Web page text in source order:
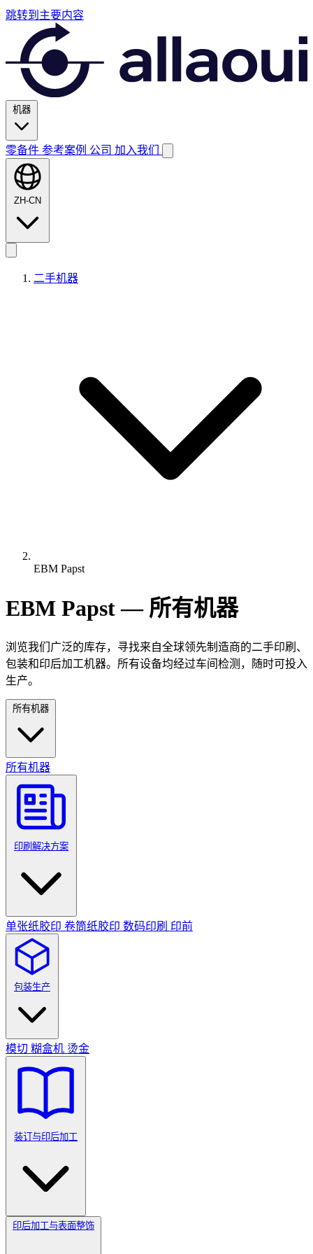
跳转到主要内容
机器
零备件 参考案例 公司 加入我们
ZH-CN
二手机器
EBM Papst
EBM Papst — 所有机器
浏览我们广泛的库存，寻找来自全球领先制造商的二手印刷、
包装和印后加工机器。所有设备均经过车间检测，随时可投入
生产。
所有机器
所有机器
印刷解决方案
单张纸胶印 卷筒纸胶印 数码印刷 印前
包装生产
模切 糊盒机 烫金
装订与印后加工
印后加工与表面整饰